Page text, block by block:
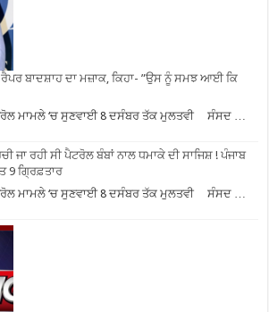
ਬਾਦਸ਼ਾਹ ਦਾ ਮਜ਼ਾਕ, ਕਿਹਾ- ”ਉਸ ਨੂੰ ਸਮਝ ਆਈ ਕਿ
ਮਾਮਲੇ ‘ਚ ਸੁਣਵਾਈ 8 ਦਸੰਬਰ ਤੱਕ ਮੁਲਤਵੀ ਸੰਸਦ …
ਜਾ ਰਹੀ ਸੀ ਪੈਟਰੋਲ ਬੰਬਾਂ ਨਾਲ ਧਮਾਕੇ ਦੀ ਸਾਜਿਸ਼ ! ਪੰਜਾਬ
9 ਗ੍ਰਿਫ਼ਤਾਰ
ਮਾਮਲੇ ‘ਚ ਸੁਣਵਾਈ 8 ਦਸੰਬਰ ਤੱਕ ਮੁਲਤਵੀ ਸੰਸਦ …